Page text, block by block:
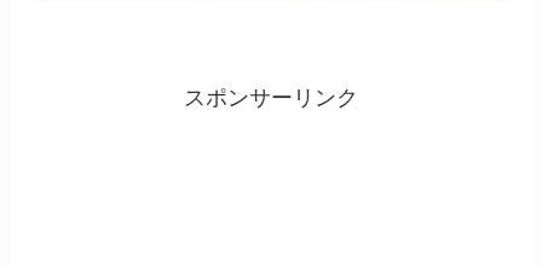
スポンサーリンク